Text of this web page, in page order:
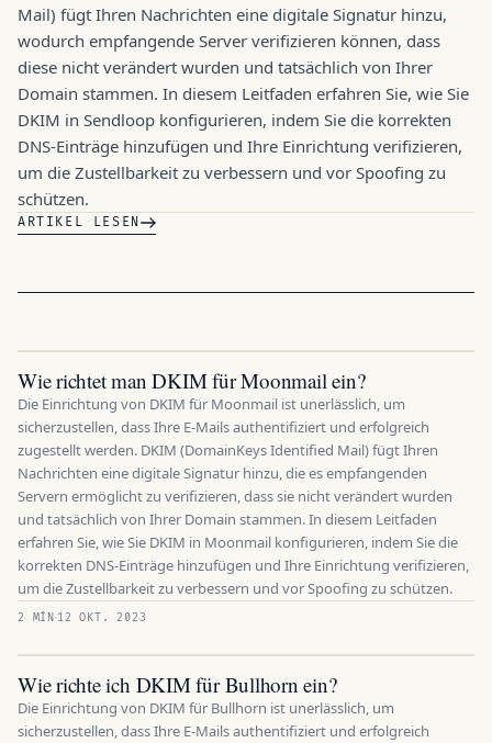
Mail) fügt Ihren Nachrichten eine digitale Signatur hinzu,
wodurch empfangende Server verifizieren können, dass
diese nicht verändert wurden und tatsächlich von Ihrer
Domain stammen. In diesem Leitfaden erfahren Sie, wie Sie
DKIM in Sendloop konfigurieren, indem Sie die korrekten
DNS-Einträge hinzufügen und Ihre Einrichtung verifizieren,
um die Zustellbarkeit zu verbessern und vor Spoofing zu
schützen.
ARTIKEL LESEN
Wie richtet man DKIM für Moonmail ein?
Die Einrichtung von DKIM für Moonmail ist unerlässlich, um
sicherzustellen, dass Ihre E-Mails authentifiziert und erfolgreich
zugestellt werden. DKIM (DomainKeys Identified Mail) fügt Ihren
Nachrichten eine digitale Signatur hinzu, die es empfangenden
Servern ermöglicht zu verifizieren, dass sie nicht verändert wurden
und tatsächlich von Ihrer Domain stammen. In diesem Leitfaden
erfahren Sie, wie Sie DKIM in Moonmail konfigurieren, indem Sie die
korrekten DNS-Einträge hinzufügen und Ihre Einrichtung verifizieren,
um die Zustellbarkeit zu verbessern und vor Spoofing zu schützen.
2 MÍN 12 OKT. 2023
Wie richte ich DKIM für Bullhorn ein?
Die Einrichtung von DKIM für Bullhorn ist unerlässlich, um
sicherzustellen, dass Ihre E-Mails authentifiziert und erfolgreich